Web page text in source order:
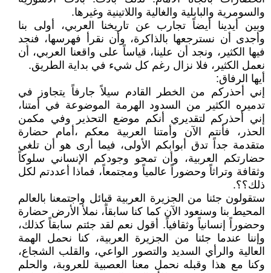
والسومرية والبابلية والغالية واللاتينية وغيرها.
وبين أيدينا أيضاً تجارب عن تاريخنا العربي، أولى بنا
وأجدى أن نسترجعها بالذاكرة، وأن نقرأ فهرسها، فنجد
فيها الكثير، ونجد أن علينا، قياساً على واقعنا العربي، أن
نعمل الكثير، فلا نزال رغم كل شيء في بداية الطريق.
أيها الرفاق:
إني أحذركم من الخطر القادم سيلاً جارفاً يتجاوز في
تدميره الكثير من السدود الهرمة الموضوعة في أمتنا،
إني أحذركم لتقديري أنكم موضع التحذير وفي مكمن
الحذر، فأنتم الآن وأمتنا العربية معكم ،أمام حضارة
متقدمة جداً تدق أبوابكم الأولى، فيما أرى هو أن تلغي
حضارتكم العربية، وأن تمحو وجودكم الإنساني سلوكاً
وثقافة وتراثاً وحضوراً عالمياً ومجتمعاً، فماذا أعددتم لكل
ذلك؟؟.
ستقولون جئنا من الجزيرة العربية قبائل واجتمعنا بالعالم
المحيط بنا وسنعود الآن كما كنا سابقاً، نملأ الأرض حضارة
وحضوراً إنسانياً وثقافياً. أقول نعم لقد جئتم سابقاً كذلك،
وإننا عندما جئنا من الجزيرة العربية، كنا نحمل الهمة
العالية والرأي السديد والتصور الواعي، والقلب الشجاع،
وكنا مع هذا وقبله نحمل معنا العصبية للعروبة، والحلم